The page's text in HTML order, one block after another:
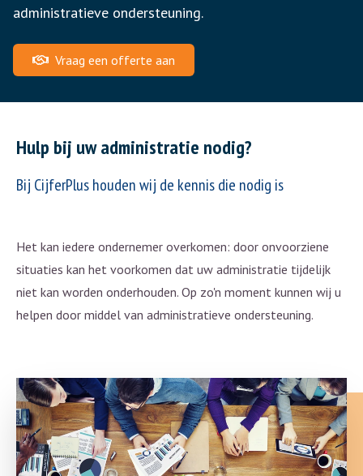
administratieve ondersteuning.
Vraag een offerte aan
Hulp bij uw administratie nodig?
Bij CijferPlus houden wij de kennis die nodig is
Het kan iedere ondernemer overkomen: door onvoorziene
situaties kan het voorkomen dat uw administratie tijdelijk
niet kan worden onderhouden. Op zo'n moment kunnen wij u
helpen door middel van administratieve ondersteuning.